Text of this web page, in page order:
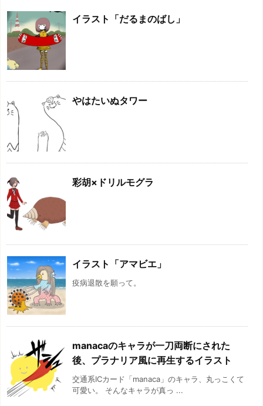
イラスト「だるまのばし」
やはたいぬタワー
彩胡×ドリルモグラ
イラスト「アマビエ」
疫病退散を願って。
manacaのキャラが一刀両断にされた
後、プラナリア風に再生するイラスト
交通系ICカード「manaca」のキャラ、丸っこくて
可愛い。 そんなキャラが真っ ...